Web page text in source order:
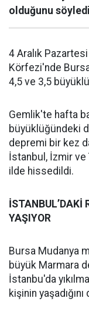
olduğunu
4 Aralık
Körfezi'nde Bursa
4,5 ve 3,5
Gemlik'te hafta
büyüklüğündeki
depremi bir kez
İstanbul, İzmir
ilde hissedildi.
İSTANBUL’DAKİ
YAŞIYOR
Bursa Mudanya
büyük Marmara
İstanbu'da
kişinin